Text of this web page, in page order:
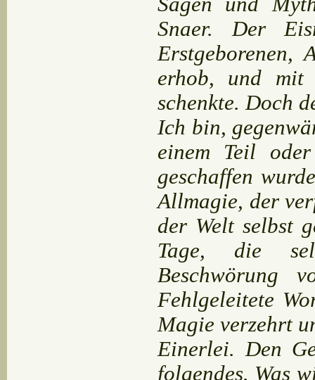
Snaer. Der
Erstgeborenen,
erhob, und mit
schenkte. Doch
Ich bin,
einem Teil
geschaffen
Allmagie, der
der Welt selbst
Tage, die
Beschwörung
Fehlgeleitete
Magie verzehrt
Einerlei. Den
folgendes. Was